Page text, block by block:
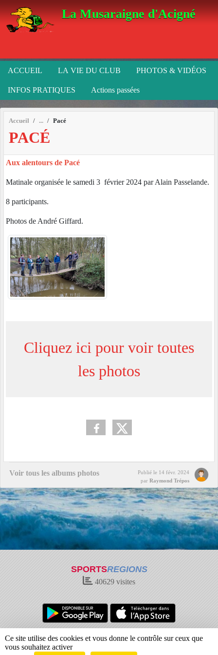
La Musaraigne d'Acigné
ACCUEIL LA VIE DU CLUB PHOTOS & VIDÉOS
INFOS PRATIQUES Actions passées
Accueil Pacé
PACÉ
Aux alentours de Pacé
Matinale organisée le samedi 3 février 2024 par Alain Passelande.
8 participants.
Photos de André Giffard.
Cliquez ici pour voir toutes
les photos
Voir tous les albums photos Publié le 14 févr. 2024
par Raymond Trépos
SPORTSREGIONS
40629 visites
Charte cookies
Gestion des cookies
Informations légales
Panneau de gestion des cookies
Ce site utilise des cookies et vous donne le contrôle sur ceux que
vous souhaitez activer